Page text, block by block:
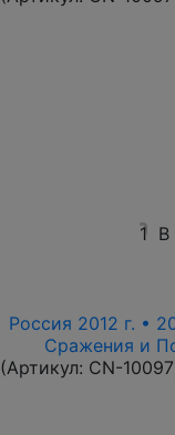
1 В
Россия 2012 г. •
Сражения и
(Артикул: CN-10097